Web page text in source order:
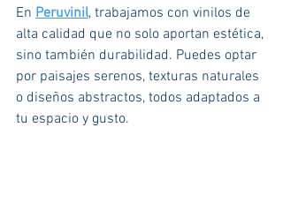
En Peruvinil, trabajamos con vinilos de
alta calidad que no solo aportan estética,
sino también durabilidad. Puedes optar
por paisajes serenos, texturas naturales
o diseños abstractos, todos adaptados a
tu espacio y gusto.